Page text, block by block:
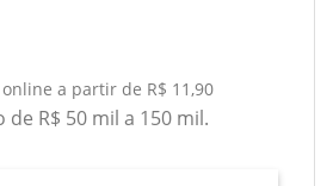
a partir de R$ 11,90
R$ 50 mil a 150 mil.